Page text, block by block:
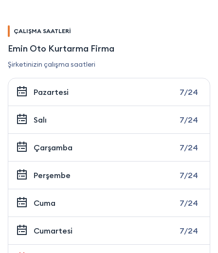
ÇALIŞMA SAATLERİ
Emin Oto Kurtarma Firma
Şirketinizin çalışma saatleri
Pazartesi 7/24
Salı 7/24
Çarşamba 7/24
Perşembe 7/24
Cuma 7/24
Cumartesi 7/24